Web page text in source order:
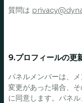
質問は
9.プロフィールの更
パネルメンバーは、
変更があった場合、
に同意します。パネ